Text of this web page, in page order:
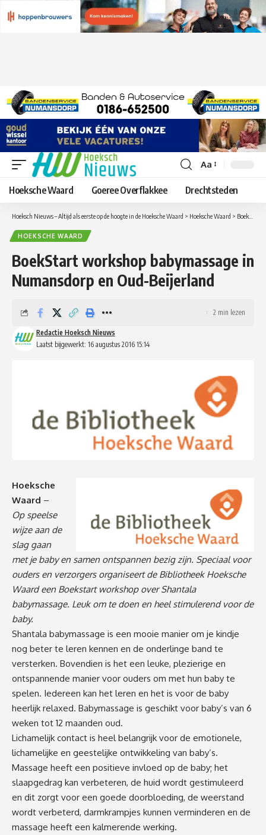
Lettergrootte
aanpassen
Aa
Hoeksche Waard Goeree Overflakkee Drechtsteden
Hoeksch Nieuws – Altijd als eerste op de hoogte in de Hoeksche Waard > Hoeksche Waard > BoekStart workshop babymassage in Numansdorp en Oud-Beijerland
HOEKSCHE WAARD
BoekStart workshop babymassage in
Numansdorp en Oud-Beijerland
Laatst bijgewerkt: 16 augustus 2016 15:14
Redactie Hoeksch Nieuws
2 min lezen
Hoeksche
Waard –
Op speelse
wijze aan de
slag gaan
met je baby en samen ontspannen bezig zijn. Speciaal voor
ouders en verzorgers organiseert de Bibliotheek Hoeksche
Waard een Boekstart workshop over Shantala
babymassage. Leuk om te doen en heel stimulerend voor de
baby.
Shantala babymassage is een mooie manier om je kindje
nog beter te leren kennen en de onderlinge band te
versterken. Bovendien is het een leuke, plezierige en
ontspannende manier voor ouders om met hun baby te
spelen. Iedereen kan het leren en het is voor de baby
heerlijk relaxed. Babymassage is geschikt voor baby’s van 6
weken tot 12 maanden oud.
Lichamelijk contact is heel belangrijk voor de emotionele,
lichamelijke en geestelijke ontwikkeling van baby’s.
Massage heeft een positieve invloed op de baby; het
slaapgedrag kan verbeteren, de huid wordt gestimuleerd
en dit zorgt voor een goede doorbloeding, de weerstand
wordt verbeterd, darmkrampjes kunnen verminderen en de
massage heeft een kalmerende werking.